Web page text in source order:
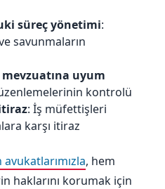
süreç yönetimi:
savunmaların
mevzuatına uyum
kontrolü
: İş müfettişleri
karşı itiraz
, hem
haklarını korumak için